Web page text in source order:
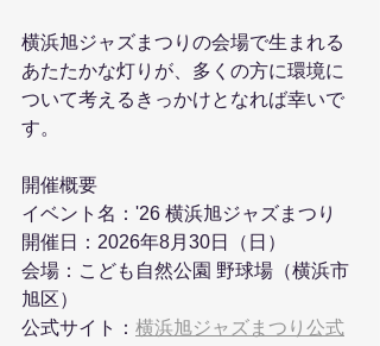
横浜旭ジャズまつりの会場で生まれる
あたたかな灯りが、多くの方に環境に
ついて考えるきっかけとなれば幸いで
す。
開催概要
イベント名：'26 横浜旭ジャズまつり
開催日：2026年8月30日（日）
会場：こども自然公園 野球場（横浜市
旭区）
公式サイト： 横浜旭ジャズまつり公式